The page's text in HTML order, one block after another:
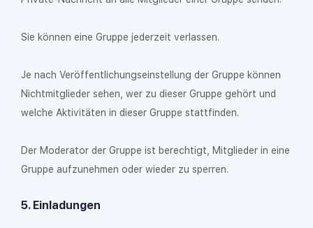
Sie können eine Gruppe jederzeit verlassen.
Je nach Veröffentlichungseinstellung der Gruppe können
Nichtmitglieder sehen, wer zu dieser Gruppe gehört und
welche Aktivitäten in dieser Gruppe stattfinden.
Der Moderator der Gruppe ist berechtigt, Mitglieder in eine
Gruppe aufzunehmen oder wieder zu sperren.
5. Einladungen